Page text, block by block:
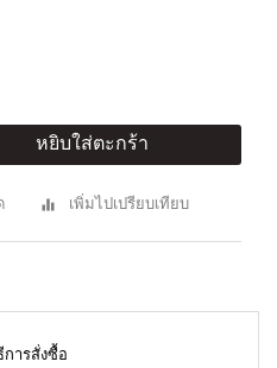
หยิบใส่ตะกร้า
เพิ่มไปเปรียบเทียบ
การสั่งซื้อ